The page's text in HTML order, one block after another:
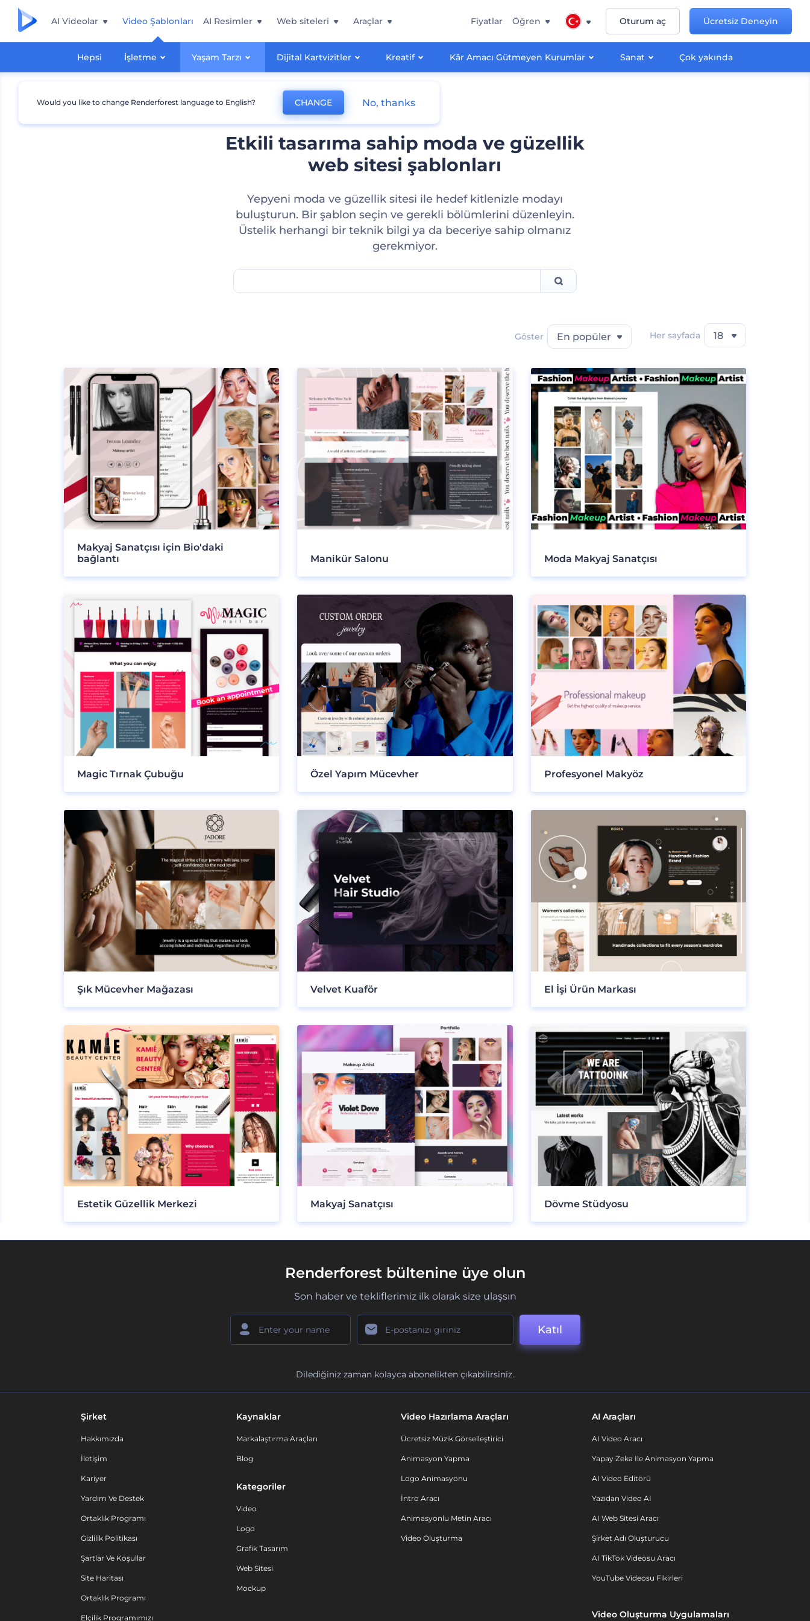
AI Videolar Video Şablonları
Hepsi İşletme Yaşam Tarzı Dijital Kartvizitler Kreatif Kâr Amacı Gütmeyen Kurumlar Sanat Çok yakında
AI Resimler Web siteleri Araçlar Fiyatlar Öğren Oturum aç Ücretsiz Deneyin
Etkili tasarıma sahip moda ve güzellik
web sitesi şablonları
Yepyeni moda ve güzellik sitesi ile hedef kitlenizle modayı
buluşturun. Bir şablon seçin ve gerekli bölümlerini düzenleyin.
Üstelik herhangi bir teknik bilgi ya da beceriye sahip olmanız
gerekmiyor.
Göster En popüler Her sayfada 18
Makyaj Sanatçısı için Bio'daki
bağlantı
Manikür Salonu Moda Makyaj Sanatçısı
Magic Tırnak Çubuğu Özel Yapım Mücevher Profesyonel Makyöz
Şık Mücevher Mağazası Velvet Kuaför El İşi Ürün Markası
Estetik Güzellik Merkezi Makyaj Sanatçısı Dövme Stüdyosu
Renderforest bültenine üye olun
Son haber ve tekliflerimiz ilk olarak size ulaşsın
Katıl
Dilediğiniz zaman kolayca abonelikten çıkabilirsiniz.
Şirket
Hakkımızda
İletişim
Kariyer
Yardım Ve Destek
Ortaklık Programı
Gizlilik Politikası
Şartlar Ve Koşullar
Site Haritası
Ortaklık Programı
Elçilik Programımızı
Kaynaklar
Markalaştırma Araçları
Blog
Kategoriler
Video
Logo
Grafik Tasarım
Web Sitesi
Mockup
Video Hazırlama Araçları
Ücretsiz Müzik Görselleştirici
Animasyon Yapma
Logo Animasyonu
İntro Aracı
Animasyonlu Metin Aracı
Video Oluşturma
AI Araçları
AI Video Aracı
Yapay Zeka Ile Animasyon Yapma
AI Video Editörü
Yazıdan Video AI
AI Web Sitesi Aracı
Şirket Adı Oluşturucu
AI TikTok Videosu Aracı
YouTube Videosu Fikirleri
Video Oluşturma Uygulamaları
Would you like to change Renderforest language to English? CHANGE No, thanks